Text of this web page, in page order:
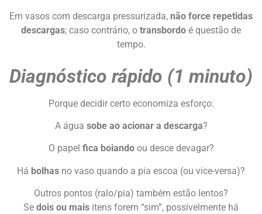
Em vasos com descarga pressurizada, não force repetidas
descargas; caso contrário, o transbordo é questão de
tempo.
Diagnóstico rápido (1 minuto)
Porque decidir certo economiza esforço:
A água sobe ao acionar a descarga?
O papel fica boiandoou desce devagar?
Há bolhas no vaso quando a pia escoa (ou vice-versa)?
Outros pontos (ralo/pia) também estão lentos?
Se dois ou mais itens forem “sim”, possivelmente há